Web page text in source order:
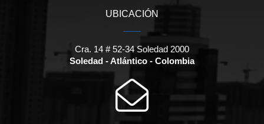
UBICACIÓN
Cra. 14 # 52-34 Soledad 2000
Soledad - Atlántico - Colombia